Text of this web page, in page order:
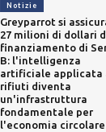
Notizie
Greyparrot si
27 milioni di dollari
finanziamento di
B: l'intelligenza
artificiale applicata
rifiuti diventa
un'infrastruttura
fondamentale per
l'economia circolare